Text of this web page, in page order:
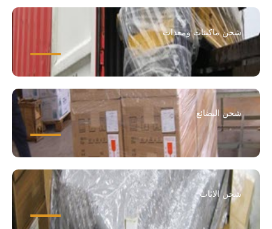
شحن ماكينات ومعدات
شحن البضائع
شحن الاثاث